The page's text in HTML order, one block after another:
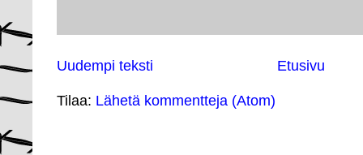
Uudempi teksti Etusivu
Tilaa: Lähetä kommentteja (Atom)